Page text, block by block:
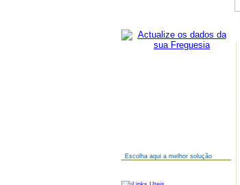
Escolha aqui a melhor solução